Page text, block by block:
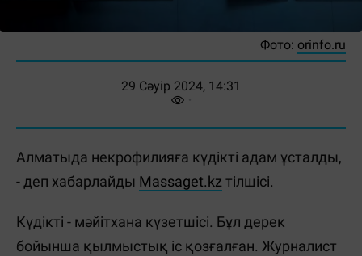
Фото: orinfo.ru
29 Сәуір 2024, 14:31
Алматыда некрофилияға күдікті адам ұсталды,
- деп хабарлайды Massaget.kzтілшісі.
Күдікті - мәйітхана күзетшісі. Бұл дерек
бойынша қылмыстық іс қозғалған. Журналист